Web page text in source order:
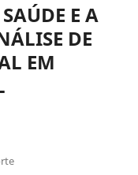
E A
DE
EM